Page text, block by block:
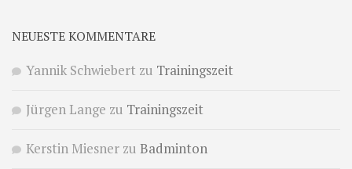
NEUESTE KOMMENTARE
Yannik Schwiebert zu Trainingszeit
Jürgen Lange zu Trainingszeit
Kerstin Miesner zu Badminton